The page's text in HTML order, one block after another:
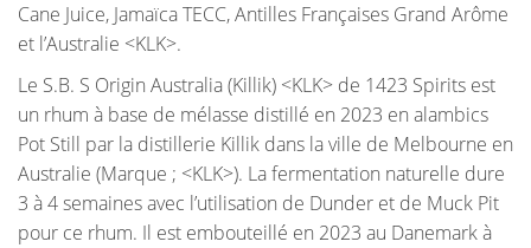
Cane Juice, Jamaïca TECC, Antilles Françaises Grand Arôme
et l’Australie <KLK>.
Le S.B. S Origin Australia (Killik) <KLK> de 1423 Spirits est
un rhum à base de mélasse distillé en 2023 en alambics
Pot Still par la distillerie Killik dans la ville de Melbourne en
Australie (Marque ; <KLK>). La fermentation naturelle dure
3 à 4 semaines avec l’utilisation de Dunder et de Muck Pit
pour ce rhum. Il est embouteillé en 2023 au Danemark à